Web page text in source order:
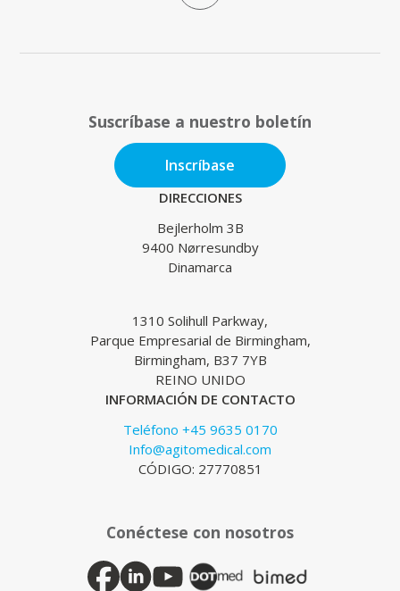
Suscríbase a nuestro boletín
Inscríbase
DIRECCIONES
Bejlerholm 3B
9400 Nørresundby
Dinamarca
1310 Solihull Parkway,
Parque Empresarial de Birmingham,
Birmingham, B37 7YB
REINO UNIDO
INFORMACIÓN DE CONTACTO
Teléfono +45 9635 0170
Info@agitomedical.com
CÓDIGO: 27770851
Conéctese con nosotros